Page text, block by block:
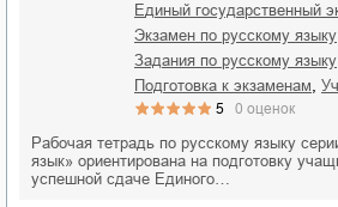
единый государственный
экзамен по русскому языку
задания по русскому языку
подготовка к экзаменам
5 0 оценок
Рабочая тетрадь по русскому языку
язык» ориентирована на подготовку
успешной сдаче Единого…